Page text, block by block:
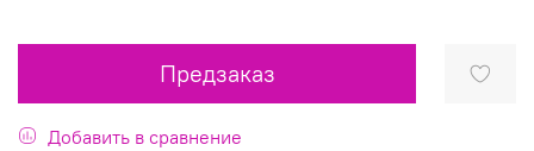
Предзаказ
Добавить в сравнение